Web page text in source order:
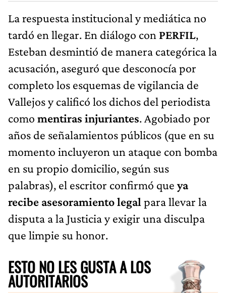
La respuesta institucional y mediática no
tardó en llegar. En diálogo con PERFIL,
Esteban desmintió de manera categórica la
acusación, aseguró que desconocía por
completo los esquemas de vigilancia de
Vallejos y calificó los dichos del periodista
como mentiras injuriantes. Agobiado por
años de señalamientos públicos (que en su
momento incluyeron un ataque con bomba
en su propio domicilio, según sus
palabras), el escritor confirmó queya
recibe asesoramiento legal para llevar la
disputa a la Justicia y exigir una disculpa
que limpie su honor.
ESTO NO LES GUSTA A LOS
AUTORITARIOS